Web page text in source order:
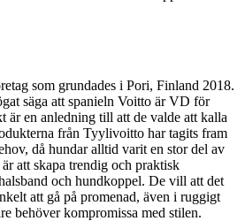
som grundades i Pori, Finland 2018.
säga att spanieln Voitto är VD för
är en anledning till att de valde att kalla
från Tyylivoitto har tagits fram
då hundar alltid varit en stor del av
att skapa trendig och praktisk
och hundkoppel. De vill att det
att gå på promenad, även i ruggigt
behöver kompromissa med stilen.